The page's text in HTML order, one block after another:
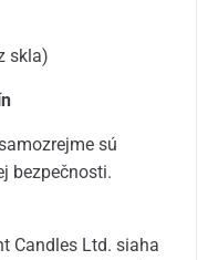
skla)
sú
bezpečnosti.
Candles Ltd. siaha